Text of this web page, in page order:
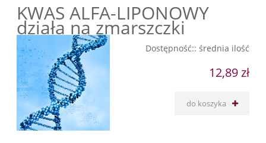
KWAS ALFA-LIPONOWY
działa na zmarszczki
Dostępność:: średnia ilość
12,89 zł
do koszyka